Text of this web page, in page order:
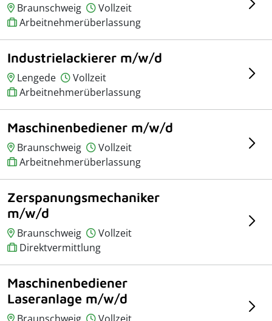
Braunschweig
Vollzeit
Arbeitnehmerüberlassung
Industrielackierer m/w/d
Lengede
Vollzeit
Arbeitnehmerüberlassung
Maschinenbediener m/w/d
Braunschweig
Vollzeit
Arbeitnehmerüberlassung
Zerspanungsmechaniker
m/w/d
Braunschweig
Vollzeit
Direktvermittlung
Maschinenbediener
Laseranlage m/w/d
Braunschweig Vollzeit